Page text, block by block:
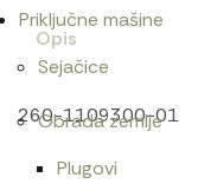
Priključne mašine
Sejačice
Obrada zemlje
Plugovi
Opis
260-1109300-01